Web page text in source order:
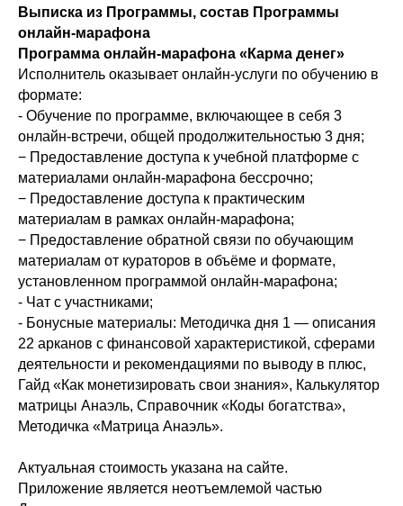
Выписка из Программы, состав Программы
онлайн-марафона
Программа онлайн-марафона «Карма денег»
Исполнитель оказывает онлайн-услуги по обучению в
формате:
- Обучение по программе, включающее в себя 3
онлайн-встречи, общей продолжительностью 3 дня;
− Предоставление доступа к учебной платформе с
материалами онлайн-марафона бессрочно;
− Предоставление доступа к практическим
материалам в рамках онлайн-марафона;
− Предоставление обратной связи по обучающим
материалам от кураторов в объёме и формате,
установленном программой онлайн-марафона;
- Чат с участниками;
- Бонусные материалы: Методичка дня 1 — описания
22 арканов с финансовой характеристикой, сферами
деятельности и рекомендациями по выводу в плюс,
Гайд «Как монетизировать свои знания», Калькулятор
матрицы Анаэль, Справочник «Коды богатства»,
Методичка «Матрица Анаэль».
Актуальная стоимость указана на сайте.
Приложение является неотъемлемой частью